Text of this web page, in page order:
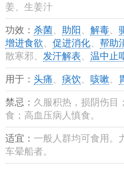
姜、生姜汁
功效： 杀菌、 助阳 解毒、
增进食欲
促进消化、 帮助
散寒邪、 发汗解表 温中止
用于： 头痛 痰饮、 咳嗽
禁忌： 久服积热，损阴伤目
食；高血压病人慎食。
适宜： 一般人群均可食用。
车晕船者。